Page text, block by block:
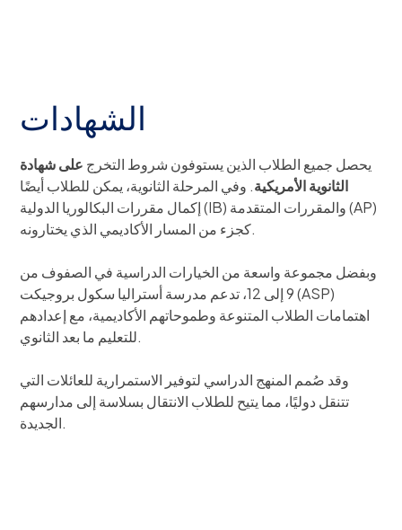
الشهادات
يحصل جميع الطلاب الذين يستوفون شروط التخرج على شهادة
الثانوية الأمريكية. وفي المرحلة الثانوية، يمكن للطلاب أيضًا
إكمال مقررات البكالوريا الدولية (IB) والمقررات المتقدمة (AP)
كجزء من المسار الأكاديمي الذي يختارونه.
وبفضل مجموعة واسعة من الخيارات الدراسية في الصفوف من
9 إلى 12، تدعم مدرسة أستراليا سكول بروجيكت (ASP)
اهتمامات الطلاب المتنوعة وطموحاتهم الأكاديمية، مع إعدادهم
للتعليم ما بعد الثانوي.
وقد صُمم المنهج الدراسي لتوفير الاستمرارية للعائلات التي
تتنقل دوليًا، مما يتيح للطلاب الانتقال بسلاسة إلى مدارسهم
الجديدة.